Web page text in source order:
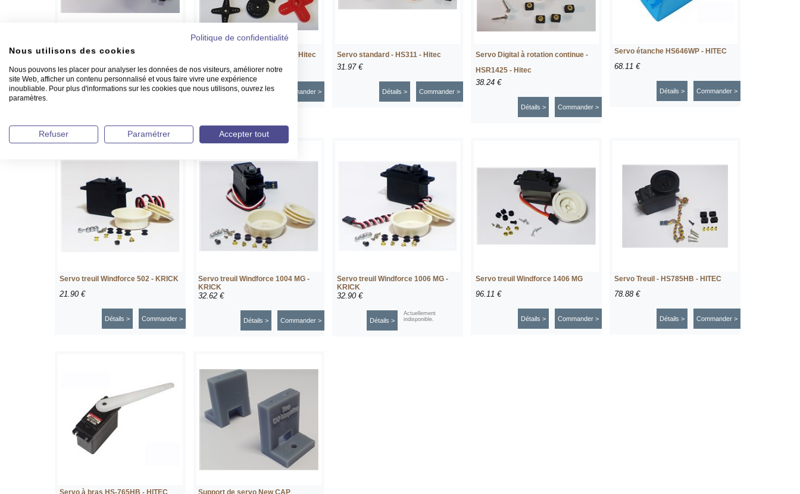
Servo analogique - HS645MG - Hitec
59.00 €
Commander >
Détails >
Servo standard - HS-430BH - Hitec
36.42 €
Commander >
Détails >
Servo standard - HS311 - Hitec
31.97 €
Commander >
Détails >
Servo Digital à rotation continue -
HSR1425 - Hitec
38.24 €
Commander >
Détails >
Servo étanche HS646WP - HITEC
68.11 €
Commander >
Détails >
Servo treuil Windforce 502 - KRICK
21.90 €
Commander >
Détails >
Servo treuil Windforce 1004 MG -
KRICK
32.62 €
Commander >
Détails >
Servo treuil Windforce 1006 MG -
KRICK
32.90 €
Actuellement
indisponible.
Détails >
Servo treuil Windforce 1406 MG
96.11 €
Commander >
Détails >
Servo Treuil - HS785HB - HITEC
78.88 €
Commander >
Détails >
Servo à bras HS-765HB - HITEC Support de servo New CAP
Politique de confidentialité
Nous utilisons des cookies
Nous pouvons les placer pour analyser les données de nos visiteurs, améliorer notre
site Web, afficher un contenu personnalisé et vous faire vivre une expérience
inoubliable. Pour plus d'informations sur les cookies que nous utilisons, ouvrez les
paramètres.
Refuser Paramétrer Accepter tout